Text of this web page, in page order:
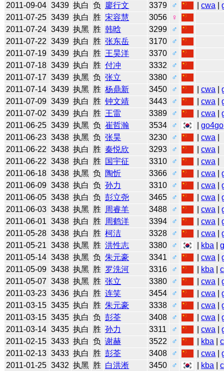
2011-09-04 3439 执白 负 廖行文 3379 ♂ |cwa |
2011-07-25 3439 执白 胜 宋容慧 3056
♀
2011-07-24 3439 执黑 胜 韩晗 3299
♂
2011-07-22 3439 执白 胜 张东岳 3170
♂
2011-07-19 3439 执白 胜 王昊洋 3370
♂
2011-07-18 3439 执白 胜 付冲 3332
♂
2011-07-17 3439 执黑 负 张立 3380
♂
2011-07-14 3439 执黑 胜 杨鼎新 3450 ♂ |cwa |
2011-07-09 3439 执白 胜 钟文靖 3443 ♂ |cwa |
2011-07-02 3439 执白 胜 王雷 3389 ♂ |cwa |
2011-06-25 3439 执黑 负 崔哲瀚 3534 ♂ |go4go
2011-06-23 3438 执黑 负 张昊 3230 ♂ |cwa
2011-06-22 3438 执白 胜 秦悦欣 3293 ♂ |cwa
2011-06-22 3438 执白 胜 国宇征 3310 ♂ |cwa
2011-06-18 3438 执黑 负 陶忻 3366 ♂ |cwa |
2011-06-09 3438 执白 负 孙力 3310 ♂ |cwa |
2011-06-05 3438 执白 负 彭立尧 3465 ♂ |cwa |
2011-06-03 3438 执黑 胜 周睿羊 3488 ♂ |cwa |
2011-06-01 3438 执白 胜 周鹤洋 3394 ♂ |cwa |
2011-05-28 3438 执白 胜 柯洁 3328 ♂ |cwa |
2011-05-21 3438 执黑 胜 洪性志 3380 ♂ kba |
2011-05-14 3438 执黑 负 朱元豪 3341 ♂ |cwa |
2011-05-09 3438 执黑 胜 罗洗河 3316 ♂ kba |
2011-05-07 3438 执黑 胜 张立 3380 ♂ |cwa |
2011-03-23 3436 执白 胜 连笑 3454 ♂ |cwa |
2011-03-15 3435 执白 胜 朱元豪 3338 ♂ |cwa |
2011-03-15 3435 执白 负 彭荃 3408 ♂ |cwa |
2011-03-14 3435 执白 胜 孙力 3311 ♂ |cwa |
2011-02-15 3433 执白 负 谢赫 3522 ♂ kba |
2011-02-13 3433 执白 胜 彭荃 3408 ♂ |cwa |
2011-01-25 3432 执黑 胜 白洪淅 3450 ♂ kba |